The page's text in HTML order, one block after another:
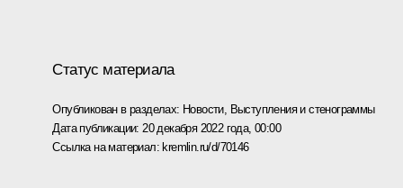
Статус материала
Опубликован в разделах: Новости, Выступления и стенограммы
Дата публикации: 20 декабря 2022 года, 00:00
Ссылка на материал:kremlin.ru/d/70146